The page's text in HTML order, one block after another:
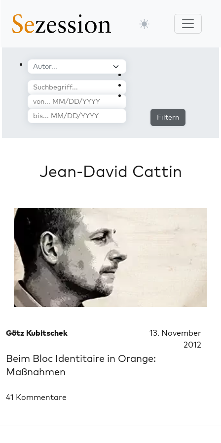
Filtern
Jean-David Cattin
Götz Kubitschek
13. November
2012
Beim Bloc Identitaire in Orange:
Maßnahmen
41 Kommentare